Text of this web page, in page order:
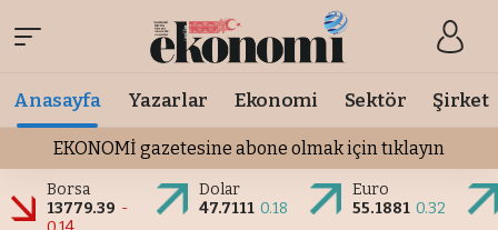
Anasayfa Yazarlar Ekonomi Sektör Şirket
EKONOMİ gazetesine abone olmak için tıklayın
Borsa
13779.39 -
Dolar
47.7111 0.18
Euro
55.1881 0.32